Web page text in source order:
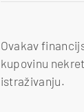
Ovakav
kupovinu
istraživanju.